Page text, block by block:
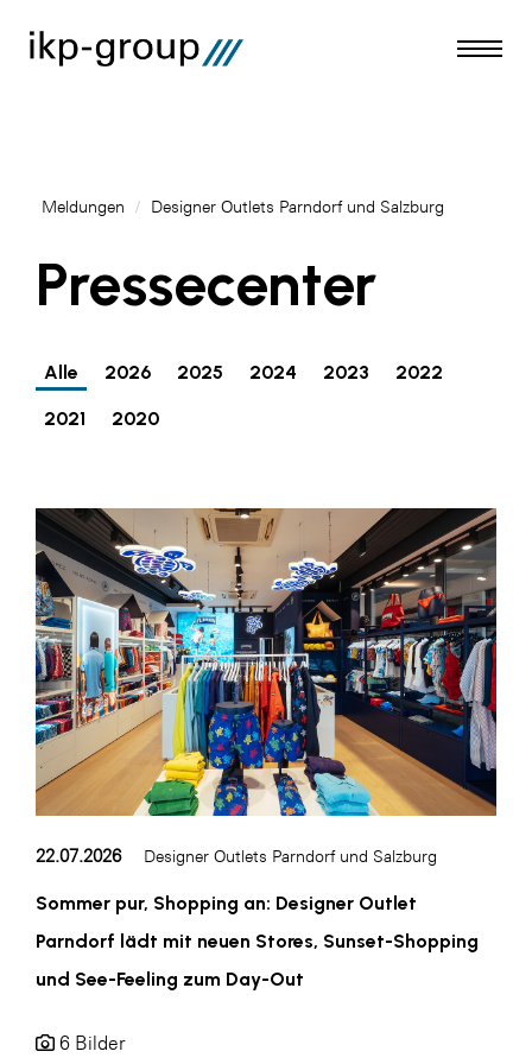
AKTUELLES
ALEX Krems
Amazon Web Services
AustroCel Hallein
Blaguss
Bundesverband Sonnenschutztechnik
Cineplexx
Colmobil Austria
Controller Institut
Darbo
Designer Outlets Parndorf und Salzburg
DOMOFERM
Essity
EY
FG UBIT Salzburg
foodaffairs
Meldungen / Designer Outlets Parndorf und Salzburg
Pressecenter
Alle 2026 2025 2024 2023 2022
2021 2020
22.07.2026 Designer Outlets Parndorf und Salzburg
Sommer pur, Shopping an: Designer Outlet
Parndorf lädt mit neuen Stores, Sunset-Shopping
und See-Feeling zum Day-Out
6 Bilder